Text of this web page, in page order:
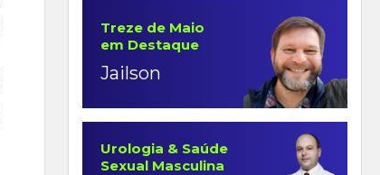
Treze de Maio
em Destaque
Jailson
Urologia & Saúde
Sexual Masculina